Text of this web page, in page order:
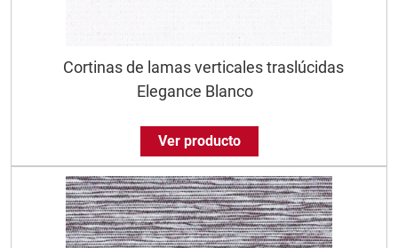
Cortinas de lamas verticales traslúcidas
Elegance Blanco
Ver producto